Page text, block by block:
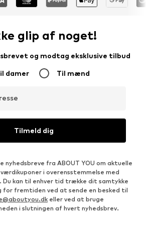
glip af noget!
og modtag eksklusive tilbud
damer Til mænd
Tilmeld dig
nyhedsbreve fra ABOUT YOU om aktuelle
i overensstemmelse med
. Du kan til enhver tid trække dit samtykke
for fremtiden ved at sende en besked til
eller ved at bruge
i slutningen af hvert nyhedsbrev.